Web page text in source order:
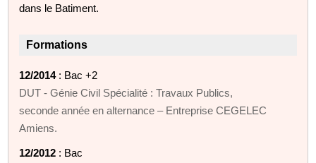
dans le Batiment.
Formations
12/2014: Bac +2
DUT - Génie Civil Spécialité : Travaux Publics,
seconde année en alternance – Entreprise CEGELEC
Amiens.
12/2012 : Bac